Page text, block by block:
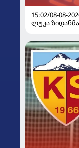
15:02/08-08-
ლუკა